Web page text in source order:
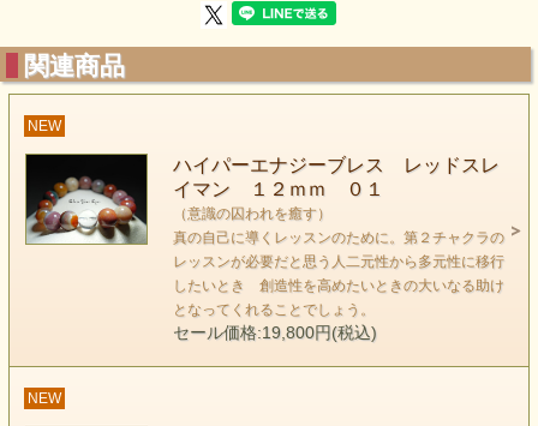
レッドスレイマンは 第二チャクラ ハラの丹田に作用する
石です。
罪悪感や固定観念が身体意識の不調となって
出やすいポイントでもあります。
レッドスレイマンは真の自己に導くレッスンのためにありま
自分自身に向かい合うとき、あえて比べてしまう相手との位
関連商品
NEW
ハイパーエナジーブレス レッドスレ
イマン １２ｍｍ ０１
（意識の囚われを癒す）
真の自己に導くレッスンのために。第２チャクラの
レッスンが必要だと思う人二元性から多元性に移行
したいとき 創造性を高めたいときの大いなる助け
となってくれることでしょう。
セール価格:19,800円(税込)
NEW